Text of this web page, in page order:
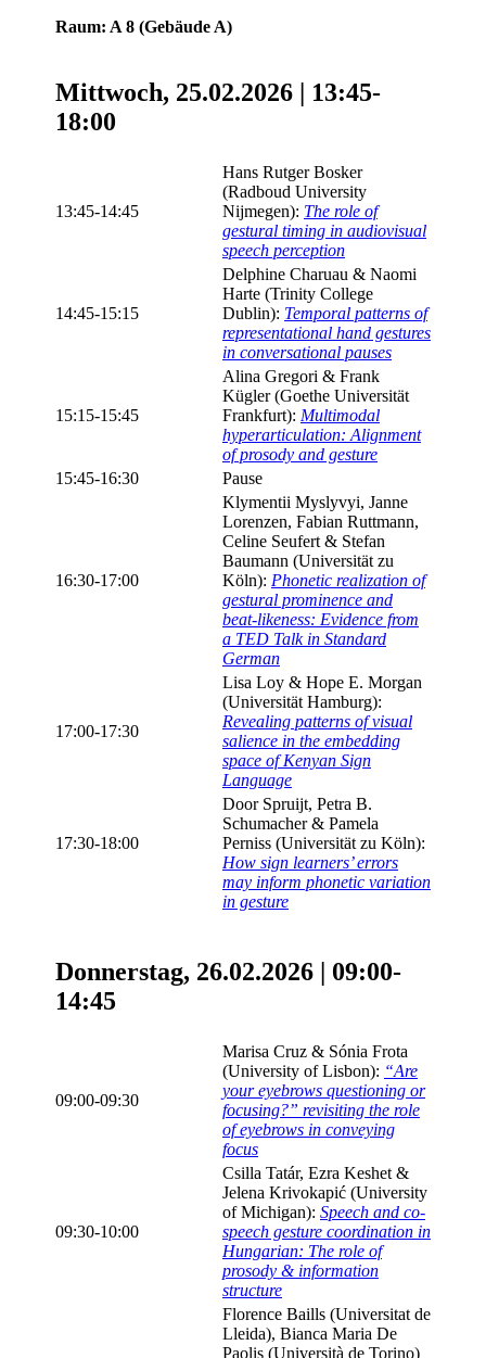
Raum: A 8 (Gebäude A)
Mittwoch, 25.02.2026 | 13:45-
18:00
13:45-14:45
Hans Rutger Bosker
(Radboud University
Nijmegen): The role of
gestural timing in audiovisual
speech perception
14:45-15:15
Delphine Charuau & Naomi
Harte (Trinity College
Dublin): Temporal patterns of
representational hand gestures
in conversational pauses
15:15-15:45
Alina Gregori & Frank
Kügler (Goethe Universität
Frankfurt): Multimodal
hyperarticulation: Alignment
of prosody and gesture
15:45-16:30
Pause
16:30-17:00
Klymentii Myslyvyi, Janne
Lorenzen, Fabian Ruttmann,
Celine Seufert & Stefan
Baumann (Universität zu
Köln): Phonetic realization of
gestural prominence and
beat-likeness: Evidence from
a TED Talk in Standard
German
17:00-17:30
Lisa Loy & Hope E. Morgan
(Universität Hamburg):
Revealing patterns of visual
salience in the embedding
space of Kenyan Sign
Language
17:30-18:00
Door Spruijt, Petra B.
Schumacher & Pamela
Perniss (Universität zu Köln):
How sign learners’ errors
may inform phonetic variation
in gesture
Donnerstag, 26.02.2026 | 09:00-
14:45
09:00-09:30
Marisa Cruz & Sónia Frota
(University of Lisbon): “Are
your eyebrows questioning or
focusing?” revisiting the role
of eyebrows in conveying
focus
09:30-10:00
Csilla Tatár, Ezra Keshet &
Jelena Krivokapić (University
of Michigan): Speech and co-
speech gesture coordination in
Hungarian: The role of
prosody & information
structure
Florence Baills (Universitat de
Lleida), Bianca Maria De
Paolis (Università de Torino)